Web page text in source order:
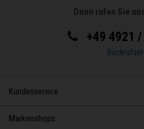
Dann rufen Sie
+49 4921
Kundenservice
Markenshops